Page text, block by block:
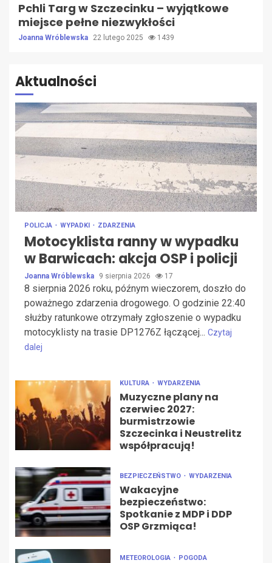
Pchli Targ w Szczecinku – wyjątkowe
miejsce pełne niezwykłości
Joanna Wróblewska 22 lutego 2025 1439
Aktualności
POLICJA WYPADKI ZDARZENIA
Motocyklista ranny w wypadku
w Barwicach: akcja OSP i policji
Joanna Wróblewska 9 sierpnia 2026 17
8 sierpnia 2026 roku, późnym wieczorem, doszło do
poważnego zdarzenia drogowego. O godzinie 22:40
służby ratunkowe otrzymały zgłoszenie o wypadku
motocyklisty na trasie DP1276Z łączącej... Czytaj
dalej
KULTURA WYDARZENIA
Muzyczne plany na
czerwiec 2027:
burmistrzowie
Szczecinka i Neustrelitz
współpracują!
BEZPIECZEŃSTWO WYDARZENIA
Wakacyjne
bezpieczeństwo:
Spotkanie z MDP i DDP
OSP Grzmiąca!
METEOROLOGIA POGODA